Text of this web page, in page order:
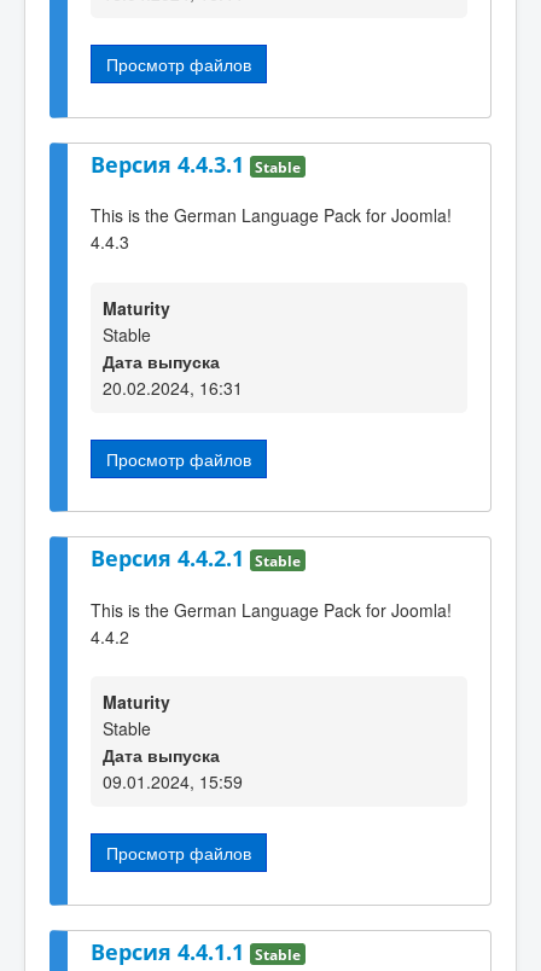
Просмотр файлов
Версия 4.4.3.1 Stable
This is the German Language Pack for Joomla!
4.4.3
Maturity
Stable
Дата выпуска
20.02.2024, 16:31
Просмотр файлов
Версия 4.4.2.1 Stable
This is the German Language Pack for Joomla!
4.4.2
Maturity
Stable
Дата выпуска
09.01.2024, 15:59
Просмотр файлов
Версия 4.4.1.1 Stable